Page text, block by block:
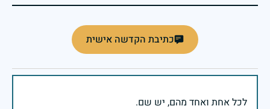
כתיבת הקדשה אישית